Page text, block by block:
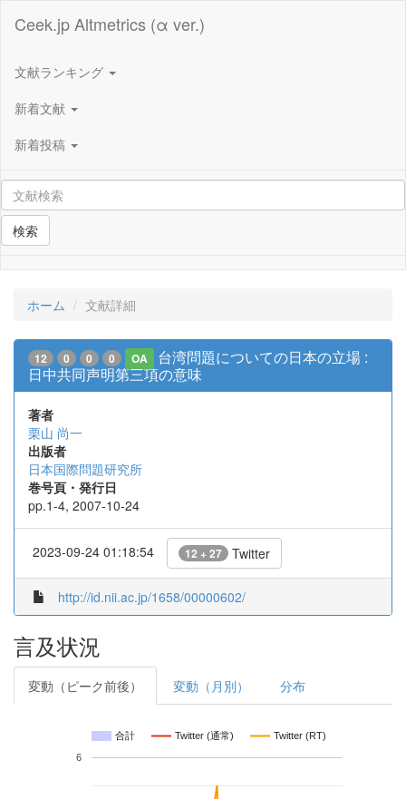
Ceek.jp Altmetrics (α ver.)
文献ランキング
新着文献
新着投稿
検索
ホーム 文献詳細
12 0 0 0 OA
台湾問題についての日本の立場 :
日中共同声明第三項の意味
著者
栗山 尚一
出版者
日本国際問題研究所
巻号頁・発行日
pp.1-4, 2007-10-24
2023-09-24 01:18:54 12 + 27 Twitter
http://id.nii.ac.jp/1658/00000602/
言及状況
変動（ピーク前後） 変動（月別） 分布
合計 Twitter (通常) Twitter (RT)
6